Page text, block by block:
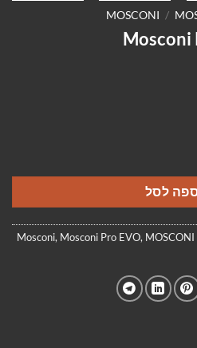
MOSCONI /
Mosconi
לסל
Mosconi, Mosconi Pro EVO, MOSCONI